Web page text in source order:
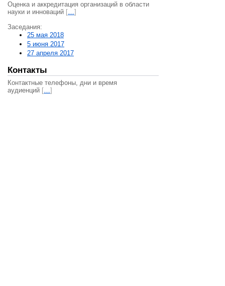
Оценка и аккредитация организаций в области
науки и инноваций […]
Заседания:
25 мая 2018
5 июня 2017
27 апреля 2017
Контакты
Контактные телефоны, дни и время
аудиенций […]